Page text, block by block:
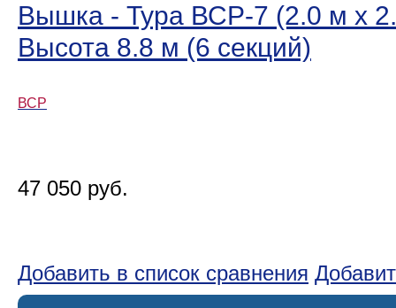
Вышка - Тура ВСР-7 (2.0 м х
Высота 8.8 м (6 секций)
ВСР
47 050 руб.
Добавить в список сравнения